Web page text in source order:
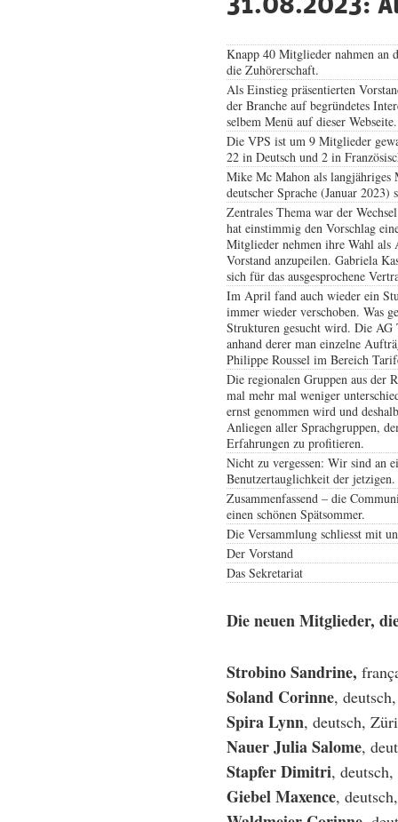
Knapp 40 Mitglieder nahmen an
die Zuhörerschaft.
Als Einstieg präsentierten
der Branche auf begründetes
selbem Menü auf dieser Webseite.
Die VPS ist um 9 Mitglieder
22 in Deutsch und 2 in
Mike Mc Mahon als
deutscher Sprache (Januar
Zentrales Thema war der
hat einstimmig den Vorschlag
Mitglieder nehmen ihre Wahl als
Vorstand anzupeilen. Gabriela
sich für das ausgesprochene
Im April fand auch wieder ein
immer wieder verschoben. Was
Strukturen gesucht wird. Die AG
anhand derer man einzelne
Philippe Roussel im Bereich
Die regionalen Gruppen aus der
mal mehr mal weniger
ernst genommen wird und
Anliegen aller Sprachgruppen,
Erfahrungen zu profitieren.
Nicht zu vergessen: Wir sind an
Benutzertauglichkeit der
Zusammenfassend – die
einen schönen Spätsommer.
Die Versammlung schliesst mit
Der Vorstand
Das Sekretariat
Die neuen Mitglieder,
Strobino Sandrine,
Soland Corinne,
Spira Lynn, deutsch,
Nauer Julia Salome,
Stapfer Dimitri,
Giebel Maxence,